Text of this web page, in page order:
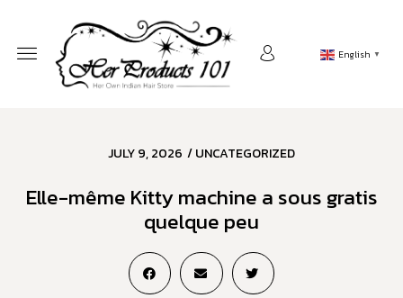
English ▼
JULY 9, 2026 /UNCATEGORIZED
Elle-même Kitty machine a sous gratis
quelque peu